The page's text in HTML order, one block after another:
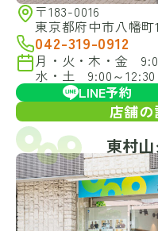
〒183-0016
東京都府中市八幡町
042-319-0912
月・火・木・金
水・土 9:00～12:30
LINE予約
店舗
東村